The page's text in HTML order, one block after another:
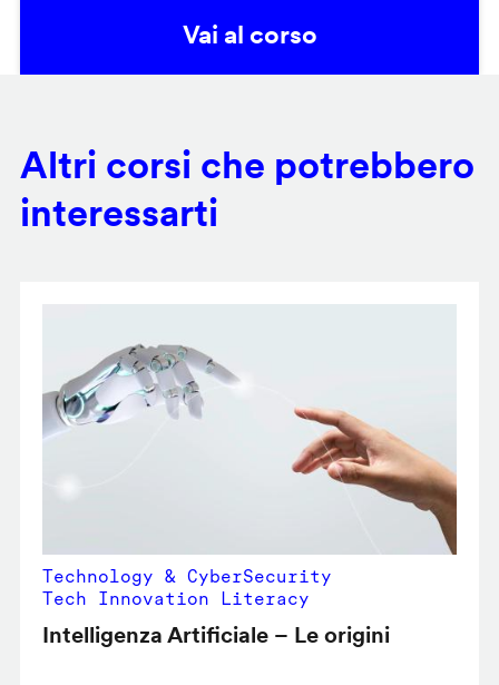
Vai al corso
Altri corsi che potrebbero
interessarti
Technology & CyberSecurity
Tech Innovation Literacy
Intelligenza Artificiale – Le origini